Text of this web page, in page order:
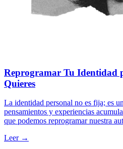
Reprogramar Tu Identidad
Quieres
La identidad personal no es fija; es
pensamientos y experiencias
que podemos reprogramar nuestra
versión de nosotros mismos alineada
Leer →